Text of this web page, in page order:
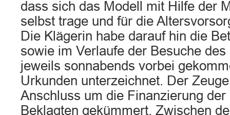
dass sich das Modell mit Hilfe der
selbst trage und für die
Die Klägerin habe darauf hin die
sowie im Verlaufe der Besuche
jeweils sonnabends vorbei
Urkunden unterzeichnet. Der
Anschluss um die Finanzierung
Beklagten gekümmert. Zwischen